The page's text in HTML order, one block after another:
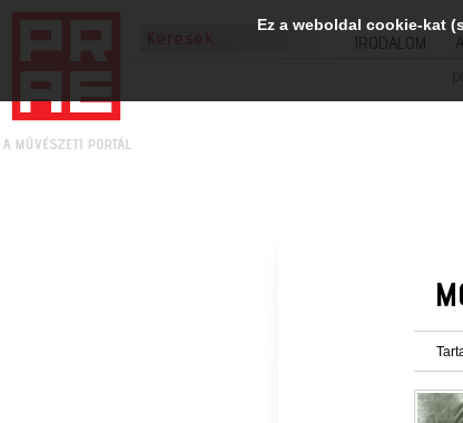
IRODALOM
Ez a weboldal cookie-kat